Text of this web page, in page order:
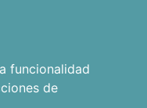
funcionalidad
de